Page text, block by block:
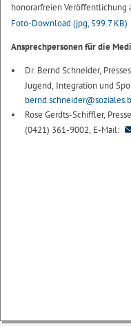
honorarfreien Veröffentlichung
Foto-Download (jpg, 599.7 KB)
Ansprechpersonen für die
Dr. Bernd Schneider,
Jugend, Integration und
Rose Gerdts-Schiffler,
(0421) 361-9002, E-Mail: